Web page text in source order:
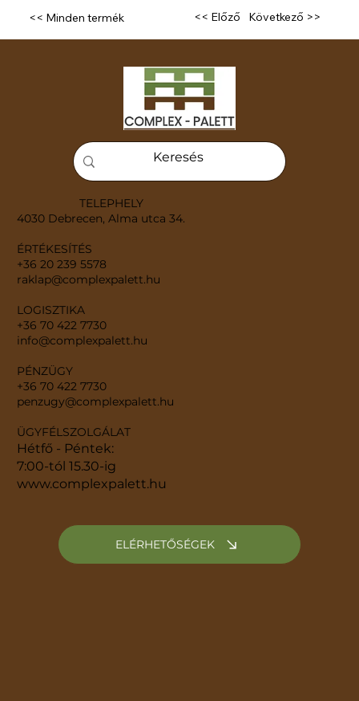
<< Minden termék << Előző Következő >>
TELEPHELY
4030 Debrecen, Alma utca 34.
ÉRTÉKESÍTÉS
+36 20 239 5578
raklap@complexpalett.hu
LOGISZTIKA
+36 70 422 7730
info@complexpalett.hu
PÉNZÜGY
+36 70 422 7730
penzugy@complexpalett.hu
ÜGYFÉLSZOLGÁLAT
Hétfő - Péntek:
7:00-tól 15.30-ig
www.complexpalett.hu
ELÉRHETŐSÉGEK